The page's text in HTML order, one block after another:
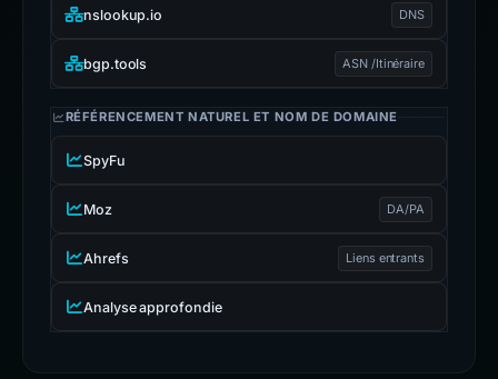
nslookup.io DNS
bgp.tools ASN /Itinéraire
RÉFÉRENCEMENT NATUREL ET NOM DE DOMAINE
SpyFu
Moz DA/PA
Ahrefs Liens entrants
Analyse approfondie